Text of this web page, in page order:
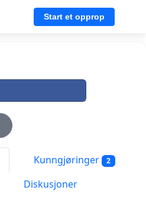
Start et opprop
Kunngjøringer 2
Diskusjoner